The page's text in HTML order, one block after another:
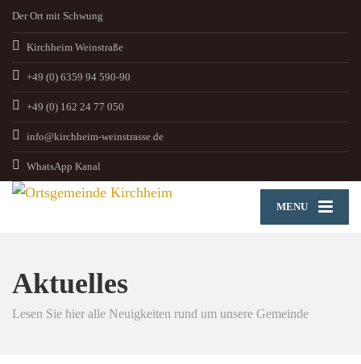
Der Ort mit Schwung
Kirchheim Weinstraße
+49 (0) 6359 94 590-90
+49 (0) 162 24 77 050
info@kirchheim-weinstrasse.de
WhatsApp Kanal
MENU
Aktuelles
Lesen Sie hier alle Neuigkeiten rund um unsere Gemeinde